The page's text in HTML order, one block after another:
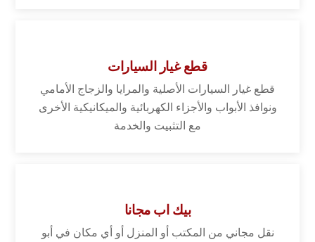
قطع غيار السيارات
قطع غيار السيارات الأصلية والمرايا والزجاج الأمامي
ونوافذ الأبواب والأجزاء الكهربائية والميكانيكية الأخرى
مع التثبيت والخدمة
بيك اب مجانا
نقل مجاني من المكتب أو المنزل أو أي مكان في أبو